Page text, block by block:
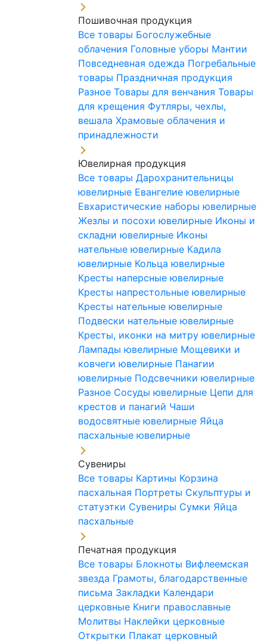
Пошивочная продукция
Все товары Богослужебные
облачения Головные уборы Мантии
Повседневная одежда Погребальные
товары Праздничная продукция
Разное Товары для венчания Товары
для крещения Футляры, чехлы,
вешала Храмовые облачения и
принадлежности
Ювелирная продукция
Все товары Дарохранительницы
ювелирные Евангелие ювелирные
Евхаристические наборы ювелирные
Жезлы и посохи ювелирные Иконы и
складни ювелирные Иконы
нательные ювелирные Кадила
ювелирные Кольца ювелирные
Кресты наперсные ювелирные
Кресты напрестольные ювелирные
Кресты нательные ювелирные
Подвески нательные ювелирные
Кресты, иконки на митру ювелирные
Лампады ювелирные Мощевики и
ковчеги ювелирные Панагии
ювелирные Подсвечники ювелирные
Разное Сосуды ювелирные Цепи для
крестов и панагий Чаши
водосвятные ювелирные Яйца
пасхальные ювелирные
Сувениры
Все товары Картины Корзина
пасхальная Портреты Скульптуры и
статуэтки Сувениры Сумки Яйца
пасхальные
Печатная продукция
Все товары Блокноты Вифлеемская
звезда Грамоты, благодарственные
письма Закладки Календари
церковные Книги православные
Молитвы Наклейки церковные
Открытки Плакат церковный